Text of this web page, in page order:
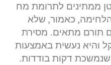
כ-20 חולי סרטן ממתינים לתרומת מח
כאמור, שלא
תורם מתאים. מסירת
והיא נעשית באמצעות
דקות בודדות.